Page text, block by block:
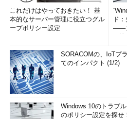
これだけはやっておきたい！ 基
本的なサーバー管理に役立つグル
ープポリシー設定
ド
――
SORACOMの、IoTプ
てのインパクト (1/2)
Windows 10のトラブ
のポリシー設定を探せ